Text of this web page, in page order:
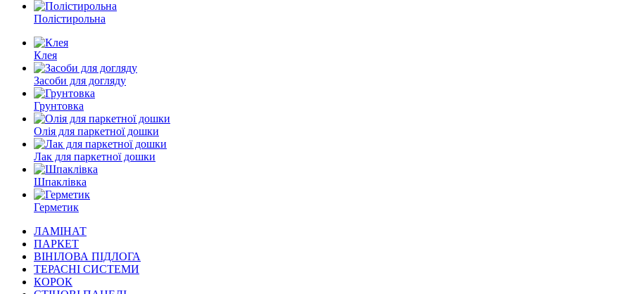
Полістирольна
Клея
Засоби для догляду
Грунтовка
Олія для паркетної дошки
Лак для паркетної дошки
Шпаклівка
Герметик
ЛАМІНАТ
ПАРКЕТ
ВІНІЛОВА ПІДЛОГА
ТЕРАСНІ СИСТЕМИ
КОРОК